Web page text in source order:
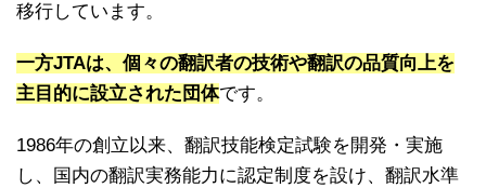
移行しています。
一方JTAは、個々の翻訳者の技術や翻訳の品質向上を
主目的に設立された団体です。
1986年の創立以来、翻訳技能検定試験を開発・実施
し、国内の翻訳実務能力に認定制度を設け、翻訳水準